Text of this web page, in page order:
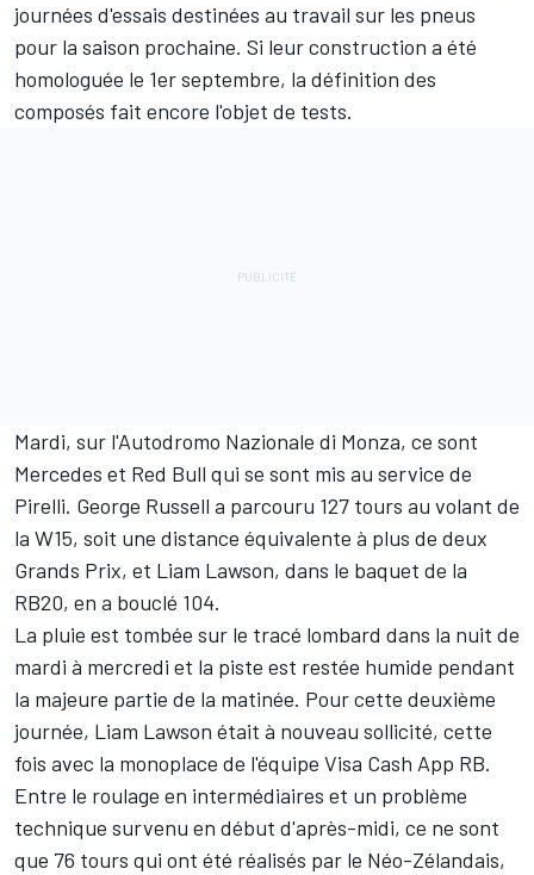
journées d'essais destinées au travail sur les pneus
pour la saison prochaine. Si leur construction a été
homologuée le 1er septembre, la définition des
composés fait encore l'objet de tests.
Mardi, sur l'Autodromo Nazionale di Monza, ce sont
Mercedes et Red Bull qui se sont mis au service de
Pirelli. George Russell a parcouru 127 tours au volant de
la W15, soit une distance équivalente à plus de deux
Grands Prix, et Liam Lawson, dans le baquet de la
RB20, en a bouclé 104.
La pluie est tombée sur le tracé lombard dans la nuit de
mardi à mercredi et la piste est restée humide pendant
la majeure partie de la matinée. Pour cette deuxième
journée, Liam Lawson était à nouveau sollicité, cette
fois avec la monoplace de l'équipe Visa Cash App RB.
Entre le roulage en intermédiaires et un problème
technique survenu en début d'après-midi, ce ne sont
que 76 tours qui ont été réalisés par le Néo-Zélandais,